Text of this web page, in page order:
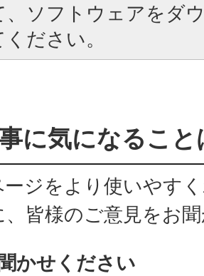
、ソフトウェアをダ
ださい。
に気になるこ
ジをより使いやす
皆様のご意見をお
かせください